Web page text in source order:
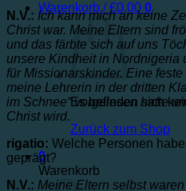
Warenkorb /€0,00 0
Es befinden sich
Zurück zum Shop
0
Warenkorb
N.V.: Ich kann mich an keine
Christ war. Meine Eltern sind
und das färbte sich auf uns
unsere Kindheit in Nordnigeria
für Missionarskinder. Eine
meine Lehrerin in der dritten
im Schnee“ vorgelesen hatte
Christ wird.
rigatio: Welche Personen
geprägt?
N.V.: Meine Eltern selbst